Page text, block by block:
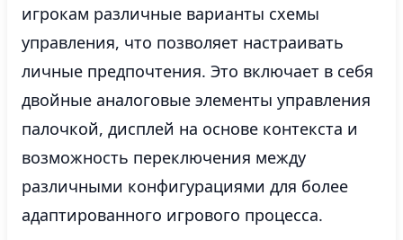
игрокам различные варианты схемы
управления, что позволяет настраивать
личные предпочтения. Это включает в себя
двойные аналоговые элементы управления
палочкой, дисплей на основе контекста и
возможность переключения между
различными конфигурациями для более
адаптированного игрового процесса.